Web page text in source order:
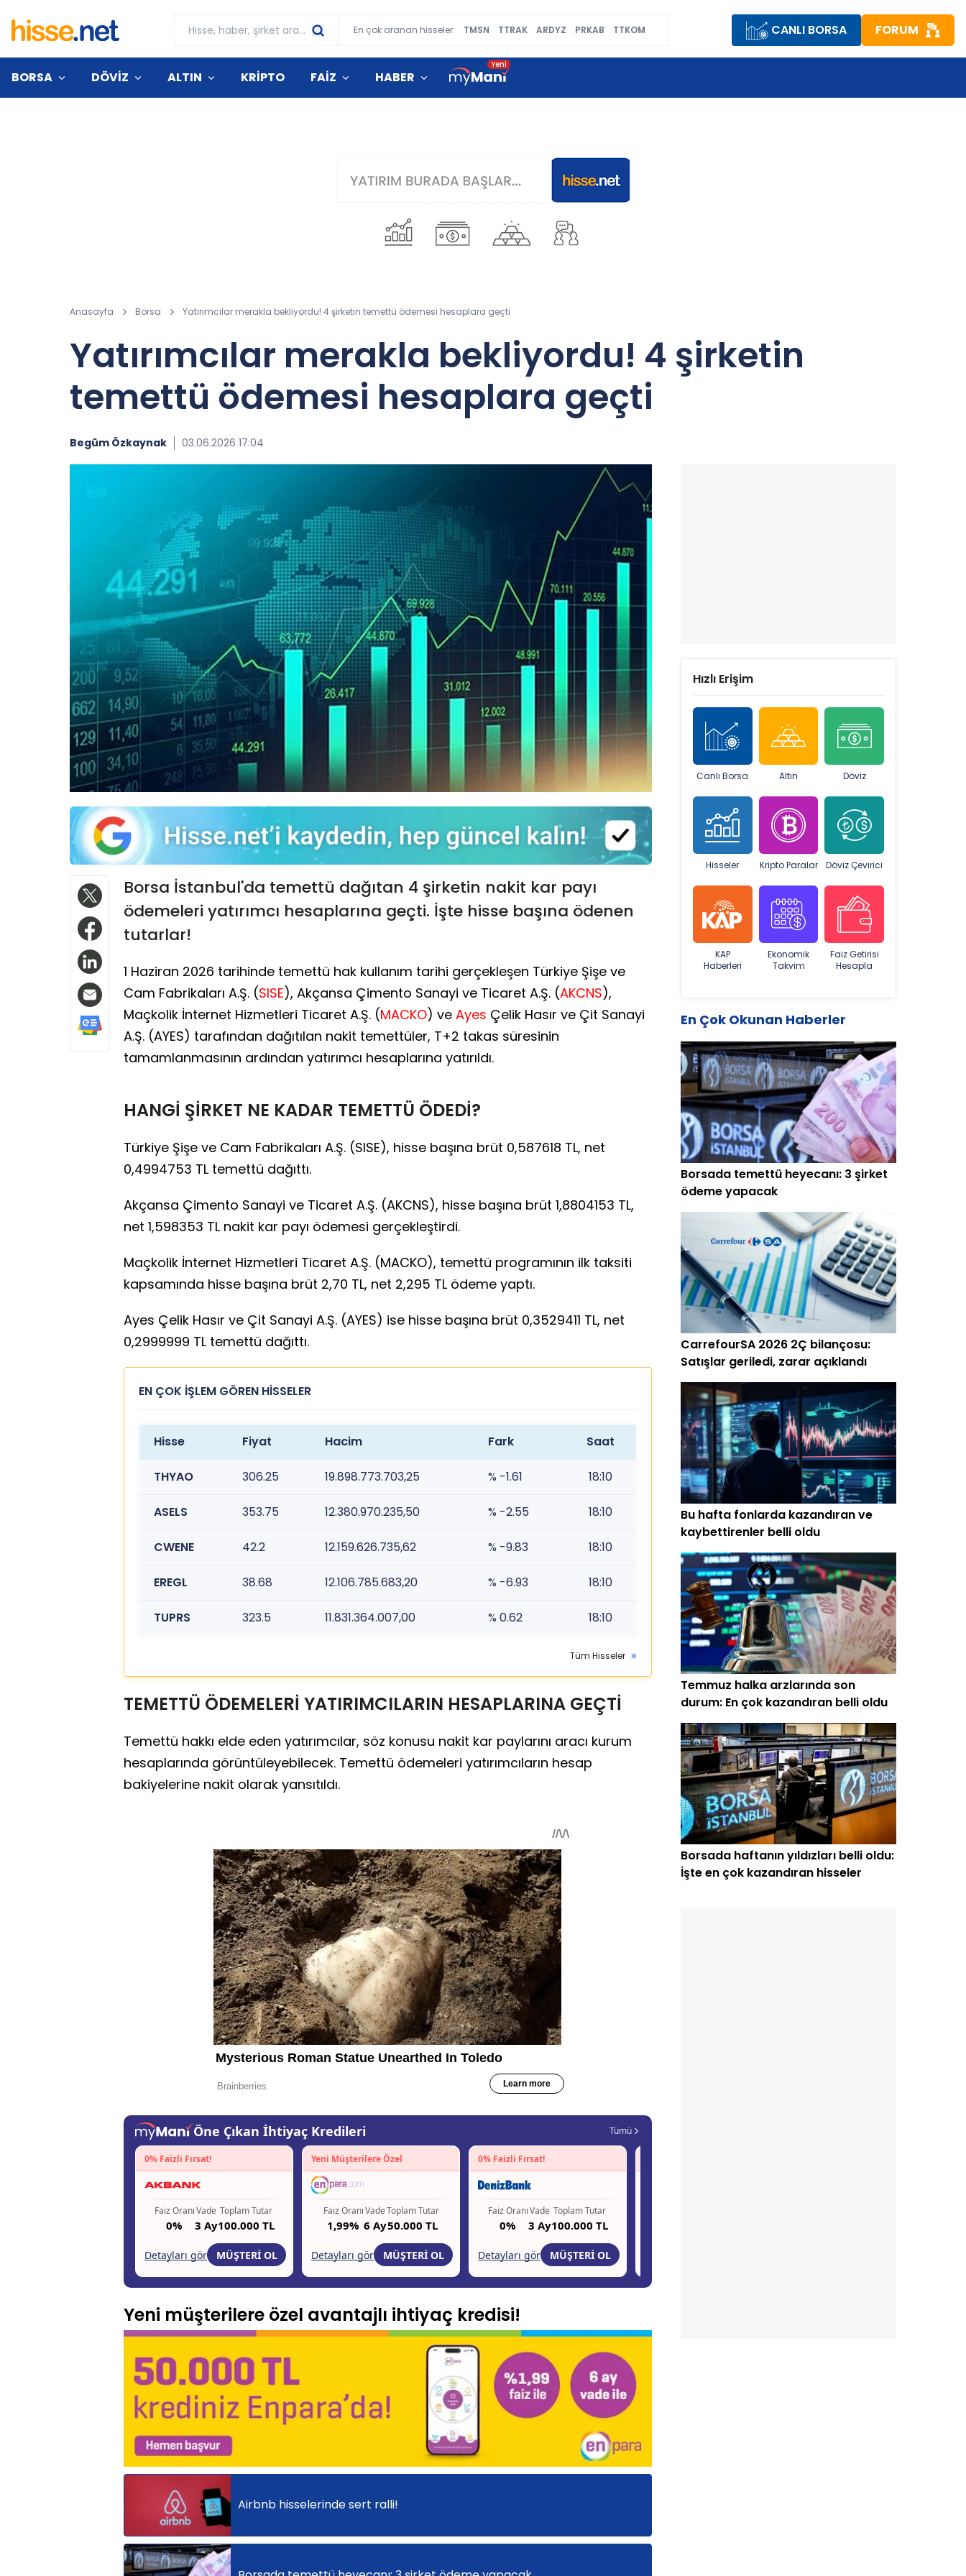
En çok aranan hisseler: TMSN TTRAK ARDYZ PRKAB TTKOM CANLI BORSA FORUM
BORSA DÖVİZ ALTIN KRİPTO FAİZ HABER
Anasayfa Borsa Yatırımcılar merakla bekliyordu! 4 şirketin temettü ödemesi hesaplara geçti
Yatırımcılar merakla bekliyordu! 4 şirketin
temettü ödemesi hesaplara geçti
Begüm Özkaynak 03.06.2026 17:04
Borsa İstanbul'da temettü dağıtan 4 şirketin nakit kar payı
ödemeleri yatırımcı hesaplarına geçti. İşte hisse başına ödenen
tutarlar!
1 Haziran 2026 tarihinde temettü hak kullanım tarihi gerçekleşen Türkiye Şişe ve
Cam Fabrikaları A.Ş. (SISE), Akçansa Çimento Sanayi ve Ticaret A.Ş. (AKCNS),
Maçkolik İnternet Hizmetleri Ticaret A.Ş. (MACKO) ve Ayes Çelik Hasır ve Çit Sanayi
A.Ş. (AYES) tarafından dağıtılan nakit temettüler, T+2 takas süresinin
tamamlanmasının ardından yatırımcı hesaplarına yatırıldı.
HANGİ ŞİRKET NE KADAR TEMETTÜ ÖDEDİ?
Türkiye Şişe ve Cam Fabrikaları A.Ş. (SISE), hisse başına brüt 0,587618 TL, net
0,4994753 TL temettü dağıttı.
Akçansa Çimento Sanayi ve Ticaret A.Ş. (AKCNS), hisse başına brüt 1,8804153 TL,
net 1,598353 TL nakit kar payı ödemesi gerçekleştirdi.
Maçkolik İnternet Hizmetleri Ticaret A.Ş. (MACKO), temettü programının ilk taksiti
kapsamında hisse başına brüt 2,70 TL, net 2,295 TL ödeme yaptı.
Ayes Çelik Hasır ve Çit Sanayi A.Ş. (AYES) ise hisse başına brüt 0,3529411 TL, net
0,2999999 TL temettü dağıttı.
EN ÇOK İŞLEM GÖREN HİSSELER
Hisse Fiyat Hacim Fark Saat
THYAO 306.25 19.898.773.703,25 % -1.61 18:10
ASELS 353.75 12.380.970.235,50 % -2.55 18:10
CWENE 42.2 12.159.626.735,62 % -9.83 18:10
EREGL 38.68 12.106.785.683,20 % -6.93 18:10
TUPRS 323.5 11.831.364.007,00 % 0.62 18:10
Tüm Hisseler
TEMETTÜ ÖDEMELERİ YATIRIMCILARIN HESAPLARINA GEÇTİ
Temettü hakkı elde eden yatırımcılar, söz konusu nakit kar paylarını aracı kurum
hesaplarında görüntüleyebilecek. Temettü ödemeleri yatırımcıların hesap
bakiyelerine nakit olarak yansıtıldı.
Yeni müşterilere özel avantajlı ihtiyaç kredisi!
Airbnb hisselerinde sert ralli!
Hızlı Erişim
Canlı Borsa Altın Döviz
Hisseler Kripto Paralar Döviz Çevirici
KAP
Haberleri
Ekonomik
Takvim
Faiz Getirisi
Hesapla
En Çok Okunan Haberler
Borsada temettü heyecanı: 3 şirket
ödeme yapacak
CarrefourSA 2026 2Ç bilançosu:
Satışlar geriledi, zarar açıklandı
Bu hafta fonlarda kazandıran ve
kaybettirenler belli oldu
Temmuz halka arzlarında son
durum: En çok kazandıran belli oldu
Borsada haftanın yıldızları belli oldu:
İşte en çok kazandıran hisseler